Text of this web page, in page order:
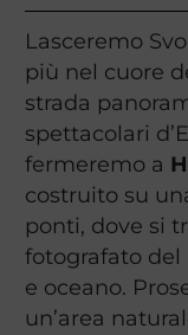
Lasceremo
più nel cuore
strada
spettacolari
fermeremo a
costruito su
ponti, dove si
fotografato del
e oceano.
un’area